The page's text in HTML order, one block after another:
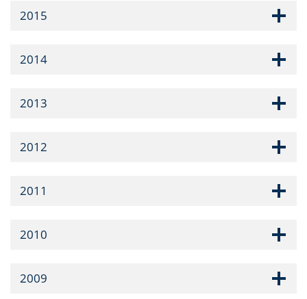
2015
2014
2013
2012
2011
2010
2009